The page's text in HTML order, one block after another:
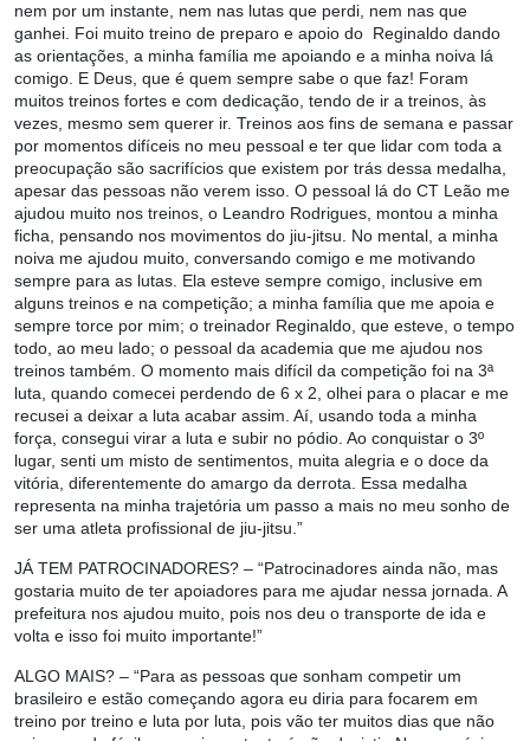
nem por um instante, nem nas lutas que perdi, nem nas que
ganhei. Foi muito treino de preparo e apoio do Reginaldo dando
as orientações, a minha família me apoiando e a minha noiva lá
comigo. E Deus, que é quem sempre sabe o que faz! ⁠Foram
muitos treinos fortes e com dedicação, tendo de ir a treinos, às
vezes, mesmo sem querer ir. Treinos aos fins de semana e passar
por momentos difíceis no meu pessoal e ter que lidar com toda a
preocupação são sacrifícios que existem por trás dessa medalha,
apesar das pessoas não verem isso. ⁠O pessoal lá do CT Leão me
ajudou muito nos treinos, o Leandro Rodrigues, montou a minha
ficha, pensando nos movimentos do jiu-jitsu. No mental, a minha
noiva me ajudou muito, conversando comigo e me motivando
sempre para as lutas. Ela esteve sempre comigo, inclusive em
alguns treinos e na competição; a minha família que me apoia e
sempre torce por mim; o treinador Reginaldo, que esteve, o tempo
todo, ao meu lado; o pessoal da academia que me ajudou nos
treinos também. O momento mais difícil da competição foi na 3ª
luta, quando comecei perdendo de 6 x 2, olhei para o placar e me
recusei a deixar a luta acabar assim. Aí, usando toda a minha
força, consegui virar a luta e subir no pódio. Ao conquistar o 3º
lugar, senti um misto de sentimentos, muita alegria e o doce da
vitória, diferentemente do amargo da derrota. Essa medalha
representa na minha trajetória um passo a mais no meu sonho de
ser uma atleta profissional de jiu-jitsu.”
JÁ TEM PATROCINADORES? – “⁠Patrocinadores ainda não, mas
gostaria muito de ter apoiadores para me ajudar nessa jornada. A
prefeitura nos ajudou muito, pois nos deu o transporte de ida e
volta e isso foi muito importante!”
ALGO MAIS? – “Para as pessoas que sonham competir um
brasileiro e estão começando agora eu diria para focarem em
treino por treino e luta por luta, pois vão ter muitos dias que não